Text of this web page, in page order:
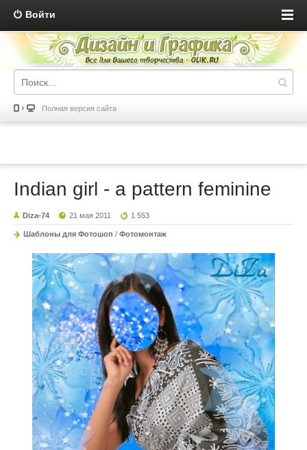
Войти
Полная версия сайта
Indian girl - a pattern feminine
Diza-74 21 мая 2011 1 553
Шаблоны для Фотошоп / Фотомонтаж